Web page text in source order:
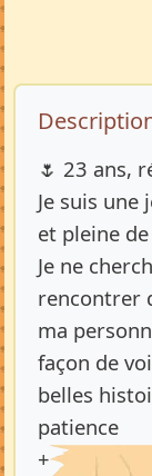
🌷 23 ans,
Je suis
et pleine
Je ne
rencontrer
ma
façon de
belles
patience
+